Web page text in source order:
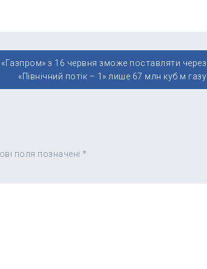
«Газпром» з 16 червня зможе поставляти через
«Північний потік – 1» лише 67 млн куб м газу
поля позначені *